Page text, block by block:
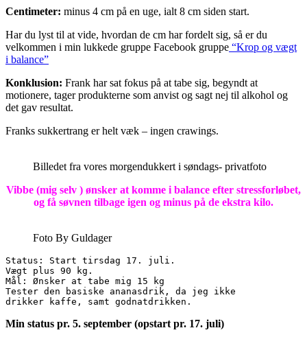
Centimeter: minus 4 cm på en uge, ialt 8 cm siden start.
Har du lyst til at vide, hvordan de cm har fordelt sig, så er du
velkommen i min lukkede gruppe Facebook gruppe “Krop og vægt
i balance”
Konklusion: Frank har sat fokus på at tabe sig, begyndt at
motionere, tager produkterne som anvist og sagt nej til alkohol og
det gav resultat.
Franks sukkertrang er helt væk – ingen crawings.
Billedet fra vores morgendukkert i søndags- privatfoto
Vibbe (mig selv ) ønsker at komme i balance efter stressforløbet,
og få søvnen tilbage igen og minus på de ekstra kilo.
Foto By Guldager
Status: Start tirsdag 17. juli.
Vægt plus 90 kg.
Mål: Ønsker at tabe mig 15 kg
Tester den basiske ananasdrik, da jeg ikke
Min status pr. 5. september (opstart pr. 17. juli)